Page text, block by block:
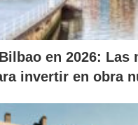
en 2026: Las
invertir en obra